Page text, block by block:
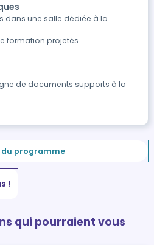
dans une salle dédiée à la
formation projetés.
de documents supports à la
du programme
!
qui pourraient vous